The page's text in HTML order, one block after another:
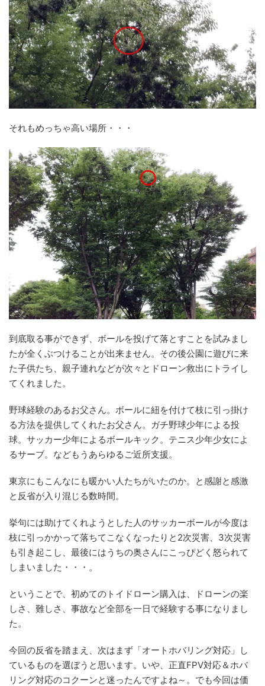
それもめっちゃ高い場所・・・
到底取る事ができず、ボールを投げて落とすことを試みまし
たが全くぶつけることが出来ません。その後公園に遊びに来
た子供たち、親子連れなどが次々とドローン救出にトライし
てくれました。
野球経験のあるお父さん。ボールに紐を付けて枝に引っ掛け
る方法を提供してくれたお父さん。ガチ野球少年による投
球。サッカー少年によるボールキック。テニス少年少女によ
るサーブ。などもうあらゆるご近所支援。
東京にもこんなにも暖かい人たちがいたのか。と感謝と感激
と反省が入り混じる数時間。
挙句には助けてくれようとした人のサッカーボールが今度は
枝に引っかかって落ちてこなくなったりと2次災害、3次災害
も引き起こし、最後にはうちの奥さんにこっぴどく怒られて
しまいました・・・。
ということで、初めてのトイドローン購入は、ドローンの楽
しさ、難しさ、事故など全部を一日で経験する事になりまし
た。
今回の反省を踏まえ、次はまず「オートホバリング対応」し
ているものを選ぼうと思います。いや、正直FPV対応＆ホバ
リング対応のコクーンと迷ったんですよね～。でも今回は価